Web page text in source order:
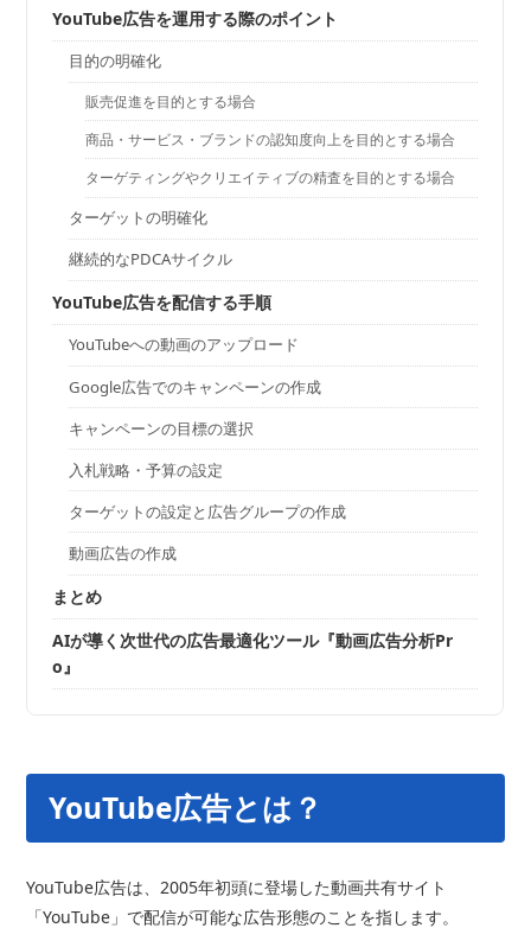
YouTube広告を運用する際のポイント
目的の明確化
販売促進を目的とする場合
商品・サービス・ブランドの認知度向上を目的とする場合
ターゲティングやクリエイティブの精査を目的とする場合
ターゲットの明確化
継続的なPDCAサイクル
YouTube広告を配信する手順
YouTubeへの動画のアップロード
Google広告でのキャンペーンの作成
キャンペーンの目標の選択
入札戦略・予算の設定
ターゲットの設定と広告グループの作成
動画広告の作成
まとめ
AIが導く次世代の広告最適化ツール『動画広告分析Pr
o』
YouTube広告とは？
YouTube広告は、2005年初頭に登場した動画共有サイト
「YouTube」で配信が可能な広告形態のことを指します。